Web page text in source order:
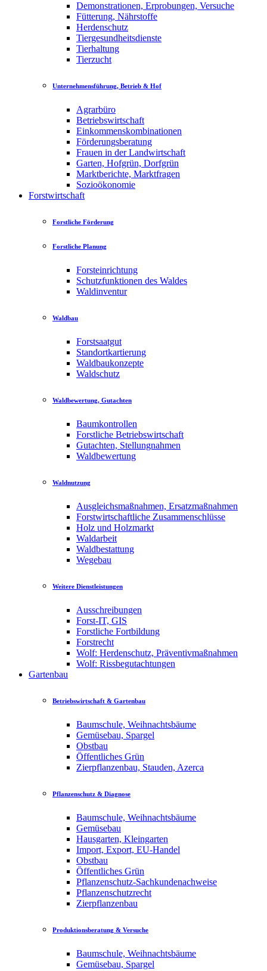
Demonstrationen, Erprobungen, Versuche
Fütterung, Nährstoffe
Herdenschutz
Tiergesundheitsdienste
Tierhaltung
Tierzucht
Unternehmensführung, Betrieb & Hof
Agrarbüro
Betriebswirtschaft
Einkommenskombinationen
Förderungsberatung
Frauen in der Landwirtschaft
Garten, Hofgrün, Dorfgrün
Marktberichte, Marktfragen
Sozioökonomie
Forstwirtschaft
Forstliche Förderung
Forstliche Planung
Forsteinrichtung
Schutzfunktionen des Waldes
Waldinventur
Waldbau
Forstsaatgut
Standortkartierung
Waldbaukonzepte
Waldschutz
Waldbewertung, Gutachten
Baumkontrollen
Forstliche Betriebswirtschaft
Gutachten, Stellungnahmen
Waldbewertung
Waldnutzung
Ausgleichsmaßnahmen, Ersatzmaßnahmen
Forstwirtschaftliche Zusammenschlüsse
Holz und Holzmarkt
Waldarbeit
Waldbestattung
Wegebau
Weitere Dienstleistungen
Ausschreibungen
Forst-IT, GIS
Forstliche Fortbildung
Forstrecht
Wolf: Herdenschutz, Präventivmaßnahmen
Wolf: Rissbegutachtungen
Gartenbau
Betriebswirtschaft & Gartenbau
Baumschule, Weihnachtsbäume
Gemüsebau, Spargel
Obstbau
Öffentliches Grün
Zierpflanzenbau, Stauden, Azerca
Pflanzenschutz & Diagnose
Baumschule, Weihnachtsbäume
Gemüsebau
Hausgarten, Kleingarten
Import, Export, EU-Handel
Obstbau
Öffentliches Grün
Pflanzenschutz-Sachkundenachweise
Pflanzenschutzrecht
Zierpflanzenbau
Produktionsberatung & Versuche
Baumschule, Weihnachtsbäume
Gemüsebau, Spargel